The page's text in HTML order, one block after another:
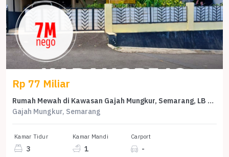
Rp 77 Miliar
Rumah Mewah di Kawasan Gajah Mungkur, Semarang, LB 200m², Harga 77 Miliar
Gajah Mungkur, Semarang
Kamar Tidur
3
Kamar Mandi
1
Carport
-